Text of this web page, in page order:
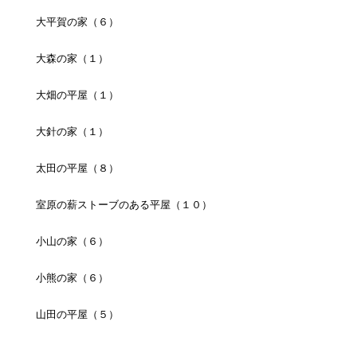
大平賀の家（６）
大森の家（１）
大畑の平屋（１）
大針の家（１）
太田の平屋（８）
室原の薪ストーブのある平屋（１０）
小山の家（６）
小熊の家（６）
山田の平屋（５）